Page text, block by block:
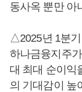
동사옥 뿐만 아
△2025년 1분
하나금융지주
대 최대 순이익
의 기대감이 높